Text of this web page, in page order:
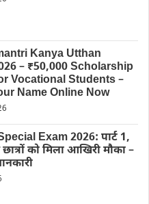
Kanya Utthan
– ₹50,000 Scholarship
Vocational Students –
Name Online Now
Exam 2026: पार्ट 1,
को मिला आखिरी मौका –